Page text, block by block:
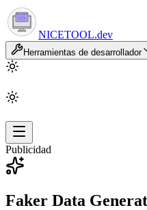
NICETOOL.dev
Herramientas de desarrollador
Publicidad
Faker Data